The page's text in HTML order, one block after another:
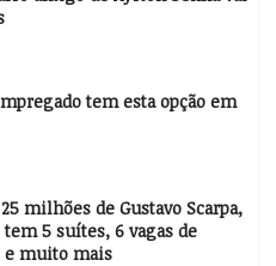
tem esta opção em
milhões de Gustavo Scarpa,
5 suítes, 6 vagas de
e muito mais